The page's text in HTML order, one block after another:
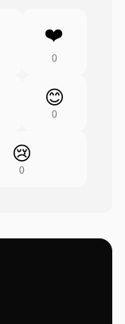
❤️
0
😊
0
😢
0